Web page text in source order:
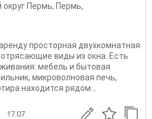
округ Пермь, Пермь,
просторная двухкомнатная
виды из окна. Есть
мебель и бытовая
микроволновая печь,
находится рядом...
17.07